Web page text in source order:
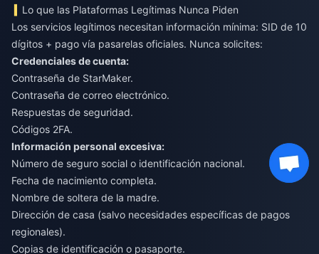
Lo que las Plataformas Legítimas Nunca Piden
Los servicios legítimos necesitan información mínima: SID de 10
dígitos + pago vía pasarelas oficiales. Nunca solicites:
Credenciales de cuenta:
Contraseña de StarMaker.
Contraseña de correo electrónico.
Respuestas de seguridad.
Códigos 2FA.
Información personal excesiva:
Número de seguro social o identificación nacional.
Fecha de nacimiento completa.
Nombre de soltera de la madre.
Dirección de casa (salvo necesidades específicas de pagos
regionales).
Copias de identificación o pasaporte.